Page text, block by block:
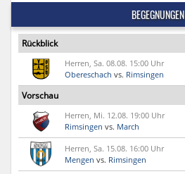
BEGEGNUNGEN
Rückblick
Herren, Sa. 08.08. 15:00 Uhr
Obereschach vs. Rimsingen
Vorschau
Herren, Mi. 12.08. 19:00 Uhr
Rimsingen vs. March
Herren, Sa. 15.08. 16:00 Uhr
Mengen vs. Rimsingen